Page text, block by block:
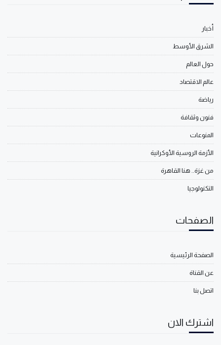
أخبار
الشرق الأوسط
حول العالم
عالم الاقتصاد
رياضة
فنون وثقافة
المنوعات
الأزمة الروسية الأوكرانية
من غزة.. هنا القاهرة
التكنولوجيا
الصفحات
الصفحة الرئيسية
عن القناة
اتصل بنا
اشترك الان